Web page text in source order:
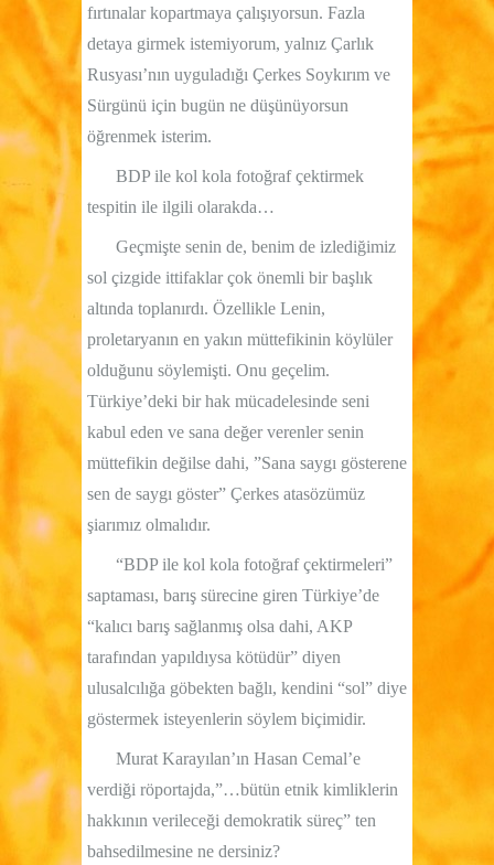
fırtınalar kopartmaya çalışıyorsun. Fazla
detaya girmek istemiyorum, yalnız Çarlık
Rusyası’nın uyguladığı Çerkes Soykırım ve
Sürgünü için bugün ne düşünüyorsun
öğrenmek isterim.
BDP ile kol kola fotoğraf çektirmek
tespitin ile ilgili olarakda…
Geçmişte senin de, benim de izlediğimiz
sol çizgide ittifaklar çok önemli bir başlık
altında toplanırdı. Özellikle Lenin,
proletaryanın en yakın müttefikinin köylüler
olduğunu söylemişti. Onu geçelim.
Türkiye’deki bir hak mücadelesinde seni
kabul eden ve sana değer verenler senin
müttefikin değilse dahi, ”Sana saygı gösterene
sen de saygı göster” Çerkes atasözümüz
şiarımız olmalıdır.
“BDP ile kol kola fotoğraf çektirmeleri”
saptaması, barış sürecine giren Türkiye’de
“kalıcı barış sağlanmış olsa dahi, AKP
tarafından yapıldıysa kötüdür” diyen
ulusalcılığa göbekten bağlı, kendini “sol” diye
göstermek isteyenlerin söylem biçimidir.
Murat Karayılan’ın Hasan Cemal’e
verdiği röportajda,”…bütün etnik kimliklerin
hakkının verileceği demokratik süreç” ten
bahsedilmesine ne dersiniz?